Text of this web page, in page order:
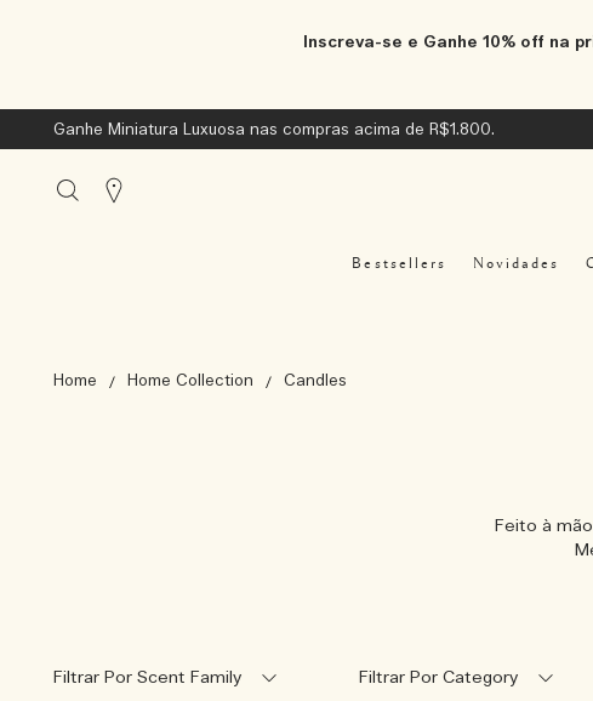
Inscreva-se e Ganhe 10% off na
Ganhe Miniatura Luxuosa nas compras acima de R$1.800.
Bestsellers Novidades
Stores
Home Home Collection Candles
Feito à
Filtrar Por Scent Family Filtrar Por Category